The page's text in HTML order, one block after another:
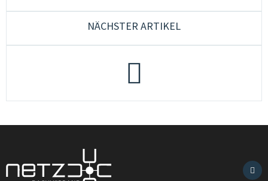
GRUPPI DI LAVORO
JUGENDCOACHINGGIOVANI
CONTATTI
NÄCHSTER ARTIKEL